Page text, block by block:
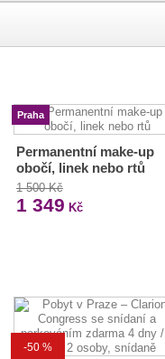
Praha
Permanentní make-up
obočí, linek nebo rtů
1 500 Kč
1 349 Kč
-50 %